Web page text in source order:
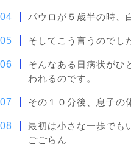
パウロが５歳半の時、
そしてこう言うのでし
そんなある日病状がひ
われるのです。
その１０分後、息子の
最初は小さな一歩でも
ごごらん